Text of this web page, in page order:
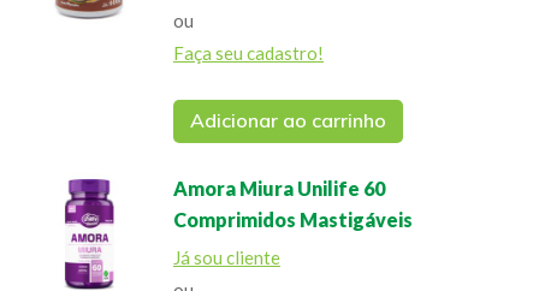
ou
Faça seu cadastro!
Adicionar ao carrinho
Amora Miura Unilife 60
Comprimidos Mastigáveis
Já sou cliente